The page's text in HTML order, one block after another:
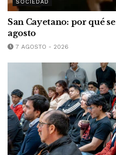
SOCIEDAD
San Cayetano: por qué
agosto
7 AGOSTO - 2026